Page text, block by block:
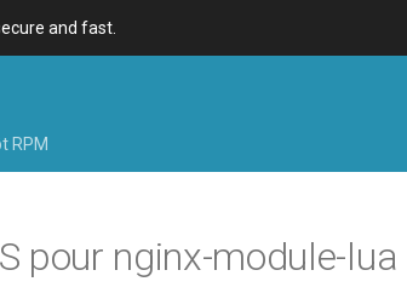
and fast.
RPM
pour nginx-module-lua